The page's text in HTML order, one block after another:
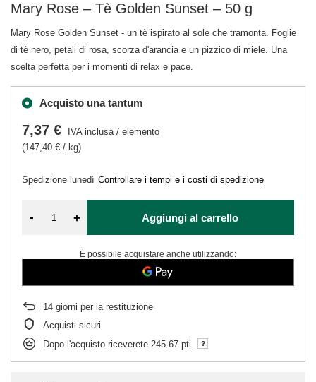
Mary Rose – Tè Golden Sunset – 50 g
Mary Rose Golden Sunset - un tè ispirato al sole che tramonta. Foglie
di tè nero, petali di rosa, scorza d'arancia e un pizzico di miele. Una
scelta perfetta per i momenti di relax e pace.
Acquisto una tantum
Spedizione lunedì Controllare i tempi e i costi di spedizione
7,37 € IVA inclusa/ elemento
(147,40 € / kg)
- + Aggiungi al carrello
È possibile acquistare anche utilizzando:
14 giorni per la restituzione
Acquisti sicuri
Dopo l'acquisto riceverete 245.67 pti.